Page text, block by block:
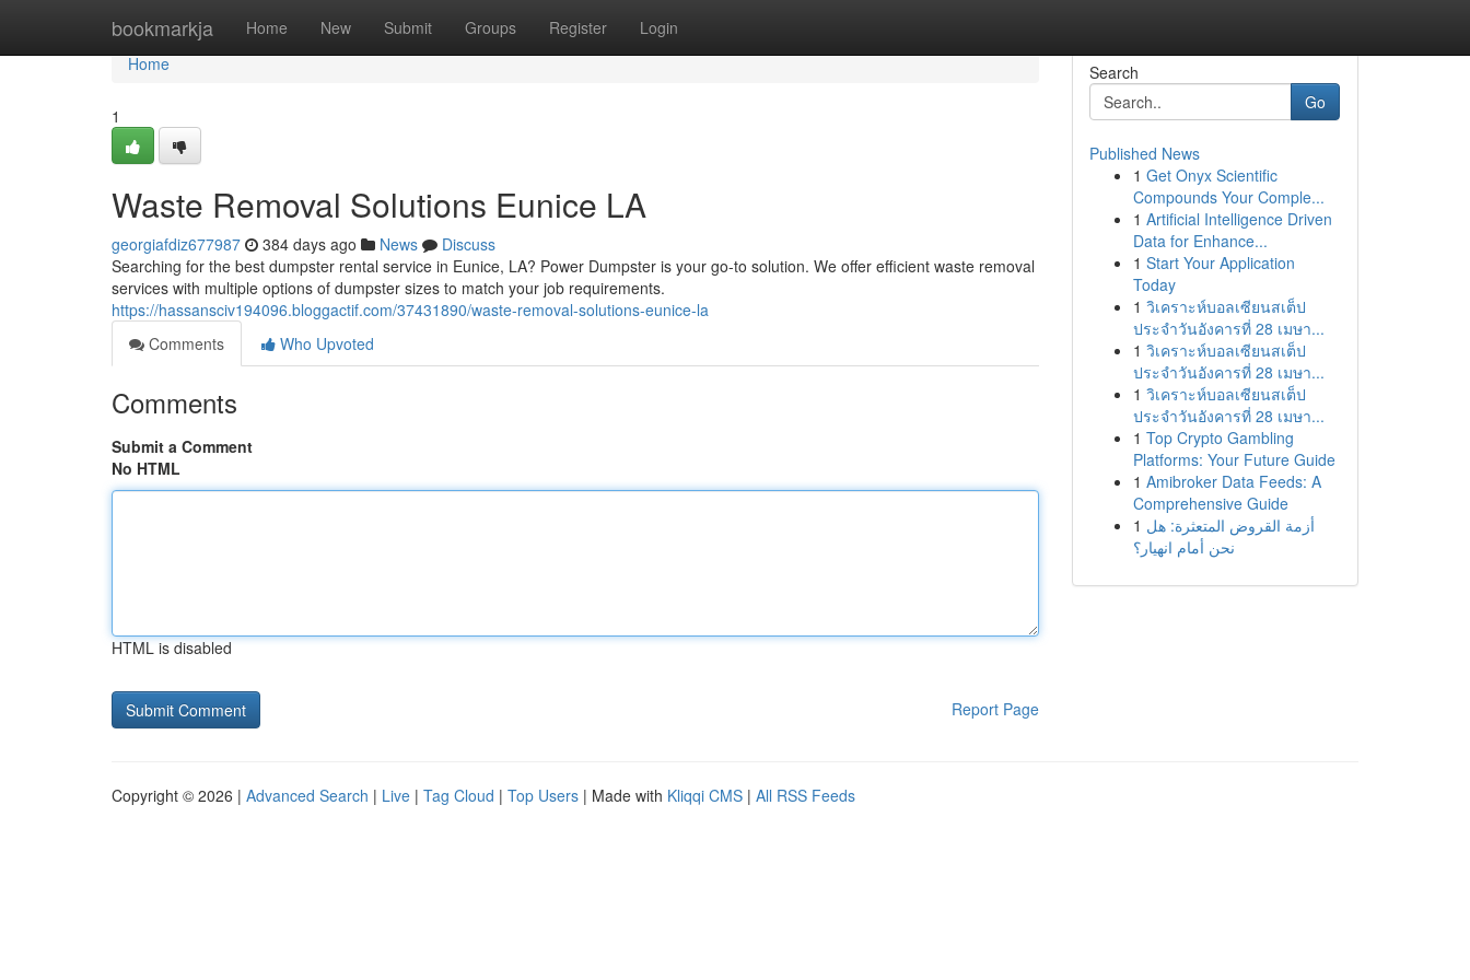
bookmarkja Home New Submit Groups Register Login
Home
Home
1
Waste Removal Solutions Eunice LA
georgiafdiz677987 384 days ago News
Discuss
Searching for the best dumpster rental service in Eunice, LA? Power Dumpster is your go-to solution. We offer efficient waste removal
services with multiple options of dumpster sizes to match your job requirements.
https://hassansciv194096.bloggactif.com/37431890/waste-removal-solutions-eunice-la
Comments
Who Upvoted
Comments
Submit a Comment
No HTML
HTML is disabled
Report Page
Search
Go
Published News
1 Get Onyx Scientific
Compounds Your Comple...
1 Artificial Intelligence Driven
Data for Enhance...
1 Start Your Application
Today
1 วิเคราะห์บอลเซียนสเต็ป
ประจำวันอังคารที่ 28 เมษา...
1 วิเคราะห์บอลเซียนสเต็ป
ประจำวันอังคารที่ 28 เมษา...
1 วิเคราะห์บอลเซียนสเต็ป
ประจำวันอังคารที่ 28 เมษา...
1 Top Crypto Gambling
Platforms: Your Future Guide
1 Amibroker Data Feeds: A
Comprehensive Guide
1 أزمة القروض المتعثرة: هل
نحن أمام انهيار؟
Copyright © 2026 | Advanced Search | Live | Tag Cloud | Top Users | Made with Kliqqi CMS | All RSS Feeds